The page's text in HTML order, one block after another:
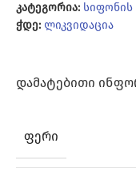
კატეგორია: სიფონის
ჭდე: ლიკვიდაცია
ᲓᲐᲛᲐᲢᲔᲑᲘᲗᲘ
ᲤᲔᲠᲘ